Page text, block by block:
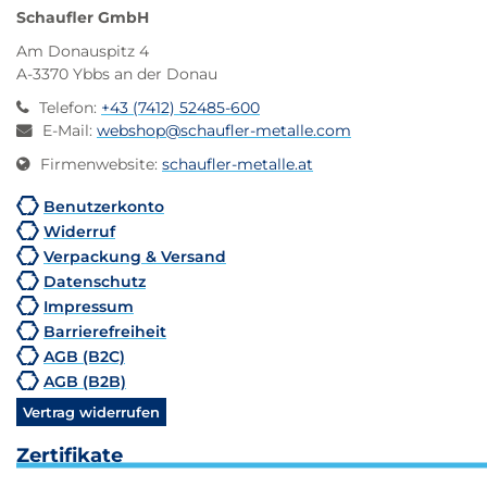
Schaufler GmbH
Am Donauspitz 4
A-3370 Ybbs an der Donau
Telefon: +43 (7412) 52485-600
E-Mail: webshop@schaufler-metalle.com
Firmenwebsite: schaufler-metalle.at
Benutzerkonto
Widerruf
Verpackung & Versand
Datenschutz
Impressum
Barrierefreiheit
AGB (B2C)
AGB (B2B)
Vertrag widerrufen
Zertifikate